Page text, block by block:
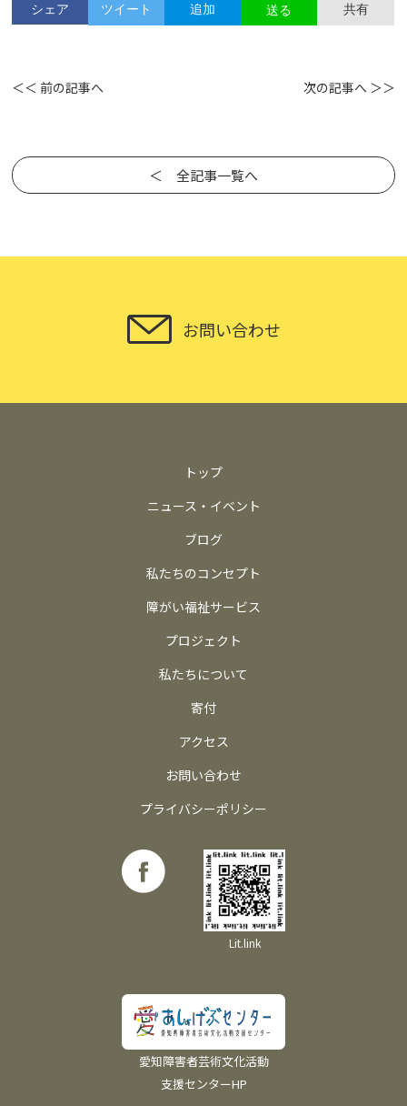
シェア ツイート 追加 送る 共有
＜＜ 前の記事へ 次の記事へ ＞＞
＜ 全記事一覧へ
お問い合わせ
トップ
ニュース・イベント
ブログ
私たちのコンセプト
障がい福祉サービス
プロジェクト
私たちについて
寄付
アクセス
お問い合わせ
プライバシーポリシー
Lit.link
愛知障害者芸術文化活動
支援センターHP